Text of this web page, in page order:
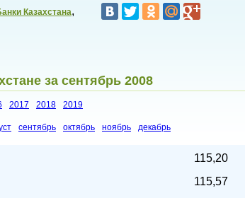
Казахстана,
за сентябрь 2008
2017 2018 2019
сентябрь октябрь ноябрь декабрь
115,20
115,57